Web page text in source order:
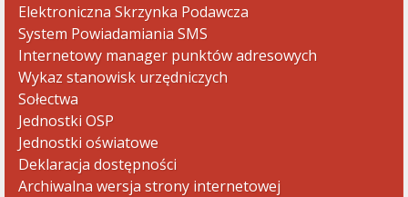
Elektroniczna Skrzynka Podawcza
System Powiadamiania SMS
Internetowy manager punktów adresowych
Wykaz stanowisk urzędniczych
Sołectwa
Jednostki OSP
Jednostki oświatowe
Deklaracja dostępności
Archiwalna wersja strony internetowej